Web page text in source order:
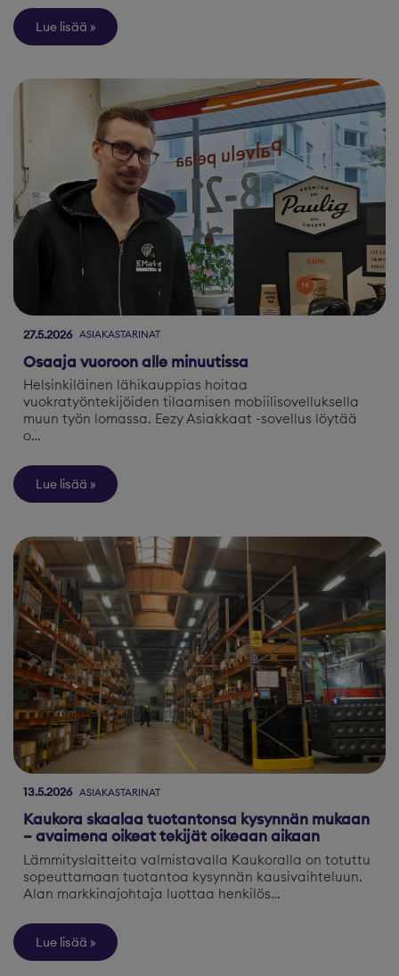
Lue lisää
27.5.2026 ASIAKASTARINAT
Osaaja vuoroon alle minuutissa
Helsinkiläinen lähikauppias hoitaa
vuokratyöntekijöiden tilaamisen mobiilisovelluksella
muun työn lomassa. Eezy Asiakkaat -sovellus löytää
o…
Lue lisää
13.5.2026 ASIAKASTARINAT
Kaukora skaalaa tuotantonsa kysynnän mukaan
– avaimena oikeat tekijät oikeaan aikaan
Lämmityslaitteita valmistavalla Kaukoralla on totuttu
sopeuttamaan tuotantoa kysynnän kausivaihteluun.
Alan markkinajohtaja luottaa henkilös…
Lue lisää